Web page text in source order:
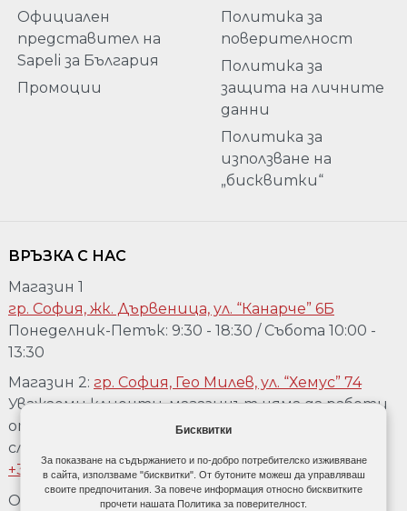
Официален
представител на
Sapeli за България
Промоции
Политика за
поверителност
Политика за
защита на личните
данни
Политика за
използване на
„бисквитки“
ВРЪЗКА С НАС
Магазин 1
гр. София, жк. Дървеница, ул. “Канарче” 6Б
Понеделник-Петък: 9:30 - 18:30 / Събота 10:00 -
13:30
Магазин 2: гр. София, Гео Милев, ул. “Хемус” 74
Уважаеми клиенти, магазинът няма да работи
от 04.08 до 17.08. Ако желаете да го посетете,
след предварително обаждане на телефон:
+359 889 918 967
Обадете се:+359 889 918 967
Бисквитки
За показване на съдържанието и по-добро потребителско изживяване
в сайта, използваме "бисквитки". От бутоните можеш да управляваш
своите предпочитания. За повече информация относно бисквитките
прочети нашата Политика за поверителност.